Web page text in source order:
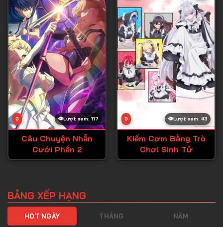
Lượt xem: 117
0
Câu Chuyện Nhẫn
Cưới Phần 2
Lượt xem: 43
0
Kiếm Cơm Bằng Trò
Chơi Sinh Tử
BẢNG XẾP HẠNG
HOT NGÀY THÁNG NĂM